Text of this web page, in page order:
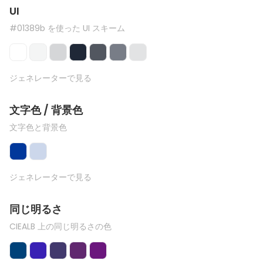
UI
#01389b を使った UI スキーム
ジェネレーターで見る
文字色 / 背景色
文字色と背景色
ジェネレーターで見る
同じ明るさ
CIEALB 上の同じ明るさの色